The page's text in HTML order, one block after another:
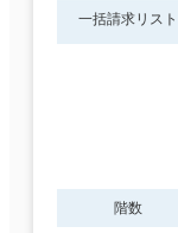
一括請求リスト
階数